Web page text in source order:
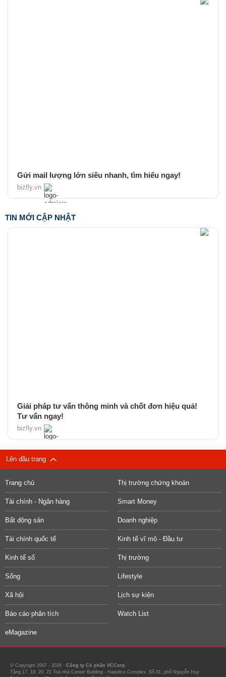
Gửi mail lượng lớn siêu nhanh, tìm hiểu ngay!
bizfly.vn
TIN MỚI CẬP NHẬT
Giải pháp tư vấn thông minh và chốt đơn hiệu quả!
Tư vấn ngay!
bizfly.vn
Lên đầu trang
Trang chủ Thị trường chứng khoán
Tài chính - Ngân hàng Smart Money
Bất động sản Doanh nghiệp
Tài chính quốc tế Kinh tế vĩ mô - Đầu tư
Kinh tế số Thị trường
Sống Lifestyle
Xã hội Lịch sự kiện
Báo cáo phân tích Watch List
eMagazine
© Copyright 2007 - 2026 - Công ty Cổ phần VCCorp.
Tầng 17, 19, 20, 21 Toà nhà Center Building - Hapulico Complex, Số 01, phố Nguyễn Huy